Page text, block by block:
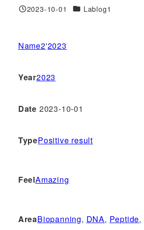
投稿日
2023-10-01 対象DBLablog1
Name2'2023
Year2023
Date 2023-10-01
TypePositive result
FeelAmazing
AreaBiopanning, DNA, Peptide,